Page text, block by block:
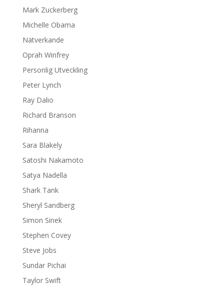
Mark Zuckerberg
Michelle Obama
Nätverkande
Oprah Winfrey
Personlig Utveckling
Peter Lynch
Ray Dalio
Richard Branson
Rihanna
Sara Blakely
Satoshi Nakamoto
Satya Nadella
Shark Tank
Sheryl Sandberg
Simon Sinek
Stephen Covey
Steve Jobs
Sundar Pichai
Taylor Swift